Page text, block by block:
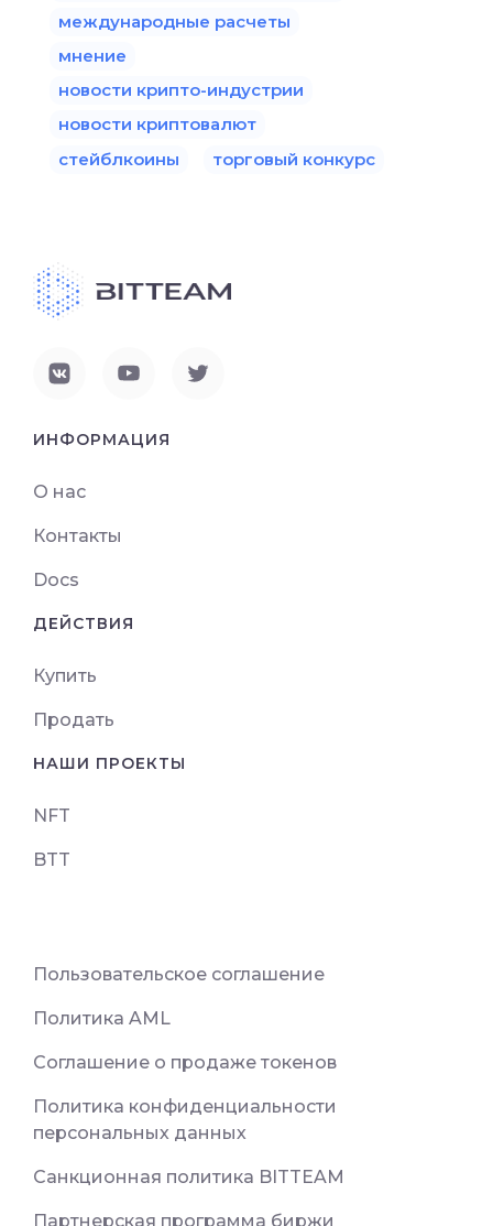
международные расчеты
мнение
новости крипто-индустрии
новости криптовалют
стейблкоины
торговый конкурс
ИНФОРМАЦИЯ
О нас
Контакты
Docs
ДЕЙСТВИЯ
Купить
Продать
НАШИ ПРОЕКТЫ
NFT
BTT
Пользовательское соглашение
Политика AML
Соглашение о продаже токенов
Политика конфиденциальности
персональных данных
Санкционная политика BITTEAM
Партнерская программа биржи